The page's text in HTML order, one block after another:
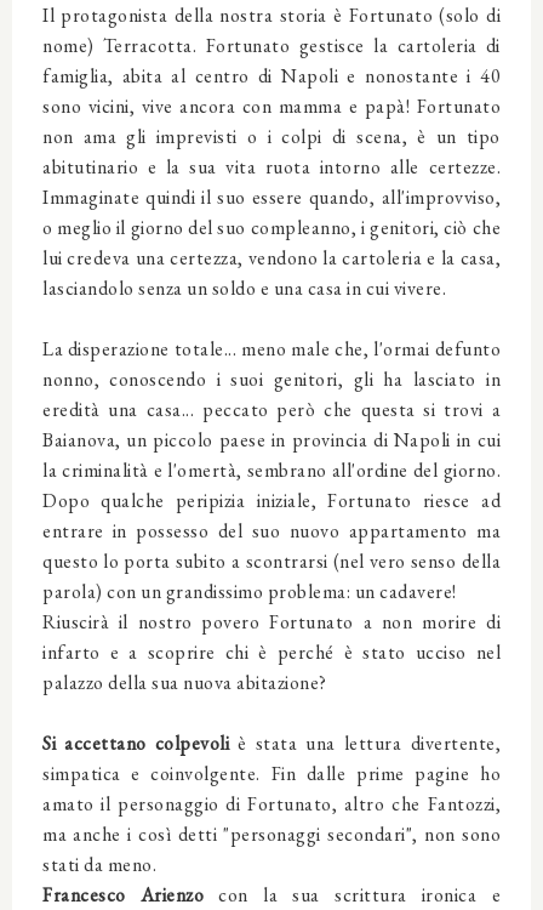
Il protagonista della nostra storia è Fortunato (solo di
nome) Terracotta. Fortunato gestisce la cartoleria di
famiglia, abita al centro di Napoli e nonostante i 40
sono vicini, vive ancora con mamma e papà! Fortunato
non ama gli imprevisti o i colpi di scena, è un tipo
abitutinario e la sua vita ruota intorno alle certezze.
Immaginate quindi il suo essere quando, all'improvviso,
o meglio il giorno del suo compleanno, i genitori, ciò che
lui credeva una certezza, vendono la cartoleria e la casa,
lasciandolo senza un soldo e una casa in cui vivere.
La disperazione totale... meno male che, l'ormai defunto
nonno, conoscendo i suoi genitori, gli ha lasciato in
eredità una casa... peccato però che questa si trovi a
Baianova, un piccolo paese in provincia di Napoli in cui
la criminalità e l'omertà, sembrano all'ordine del giorno.
Dopo qualche peripizia iniziale, Fortunato riesce ad
entrare in possesso del suo nuovo appartamento ma
questo lo porta subito a scontrarsi (nel vero senso della
parola) con un grandissimo problema: un cadavere!
Riuscirà il nostro povero Fortunato a non morire di
infarto e a scoprire chi è perché è stato ucciso nel
palazzo della sua nuova abitazione?
Si accettano colpevoliè stata una lettura divertente,
simpatica e coinvolgente. Fin dalle prime pagine ho
amato il personaggio di Fortunato, altro che Fantozzi,
ma anche i così detti "personaggi secondari", non sono
stati da meno.
Francesco Arienzo con la sua scrittura ironica e